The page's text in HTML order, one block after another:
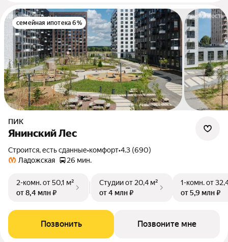
семейная ипотека 6%
ПИК
Янинский Лес
Строится, есть сданные•комфорт•4.3 (690)
Ладожская
26 мин.
2-комн.от 50,1 м²
от 8,4 млн ₽
Студииот 20,4 м²
от 4 млн ₽
1-комн.от
от 5,9 млн ₽
Позвонить Позвоните мне